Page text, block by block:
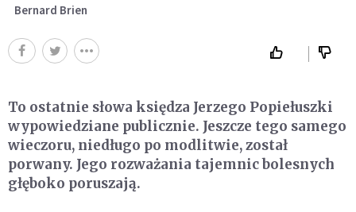
Bernard Brien
To ostatnie słowa księdza Jerzego Popiełuszki
wypowiedziane publicznie. Jeszcze tego samego
wieczoru, niedługo po modlitwie, został
porwany. Jego rozważania tajemnic bolesnych
głęboko poruszają.